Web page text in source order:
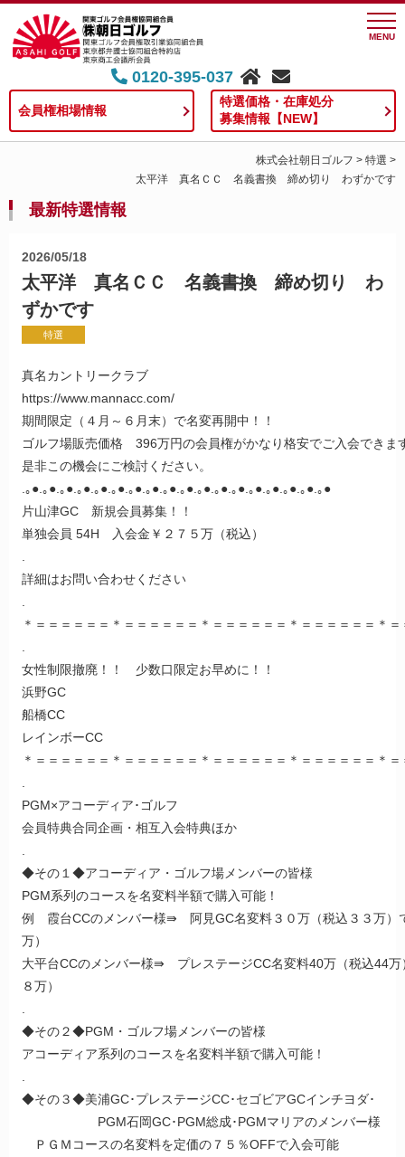
MENU
0120-395-037
会員権相場情報
特選価格・在庫処分
募集情報【NEW】
株式会社朝日ゴルフ > 特選 >
太平洋 真名ＣＣ 名義書換 締め切り わずかです
最新特選情報
2026/05/18
太平洋 真名ＣＣ 名義書換 締め切り わ
ずかです
特選
真名カントリークラブ
https://www.mannacc.com/
期間限定（４月～６月末）で名変再開中！！
ゴルフ場販売価格 396万円の会員権がかなり格安でご入会できま
是非この機会にご検討ください。
.｡●.｡●.｡●.｡●.｡●.｡●.｡●.｡●.｡●.｡●.｡●.｡●.｡●.｡●.｡●.｡●.｡●.｡●
片山津GC 新規会員募集！！
単独会員 54H 入会金￥２７５万（税込）
詳細はお問い合わせください
＊＝＝＝＝＝＝＊＝＝＝＝＝＝＊＝＝＝＝＝＝＊＝＝＝＝＝＝＊
女性制限撤廃！！ 少数口限定お早めに！！
浜野GC
船橋CC
レインボーCC
＊＝＝＝＝＝＝＊＝＝＝＝＝＝＊＝＝＝＝＝＝＊＝＝＝＝＝＝＊
PGM×アコーディア･ゴルフ
会員特典合同企画・相互入会特典ほか
◆その１◆アコーディア・ゴルフ場メンバーの皆様
PGM系列のコースを名変料半額で購入可能！
例 霞台CCのメンバー様⇛ 阿見GC名変料３０万（税込３３万）
万）
大平台CCのメンバー様⇛ プレステージCC名変料40万（税込44万
８万）
◆その２◆PGM・ゴルフ場メンバーの皆様
アコーディア系列のコースを名変料半額で購入可能！
◆その３◆美浦GC･プレステージCC･セゴビアGCインチヨダ･
PGM石岡GC･PGM総成･PGMマリアのメンバー様
ＰＧＭコースの名変料を定価の７５％OFFで入会可能